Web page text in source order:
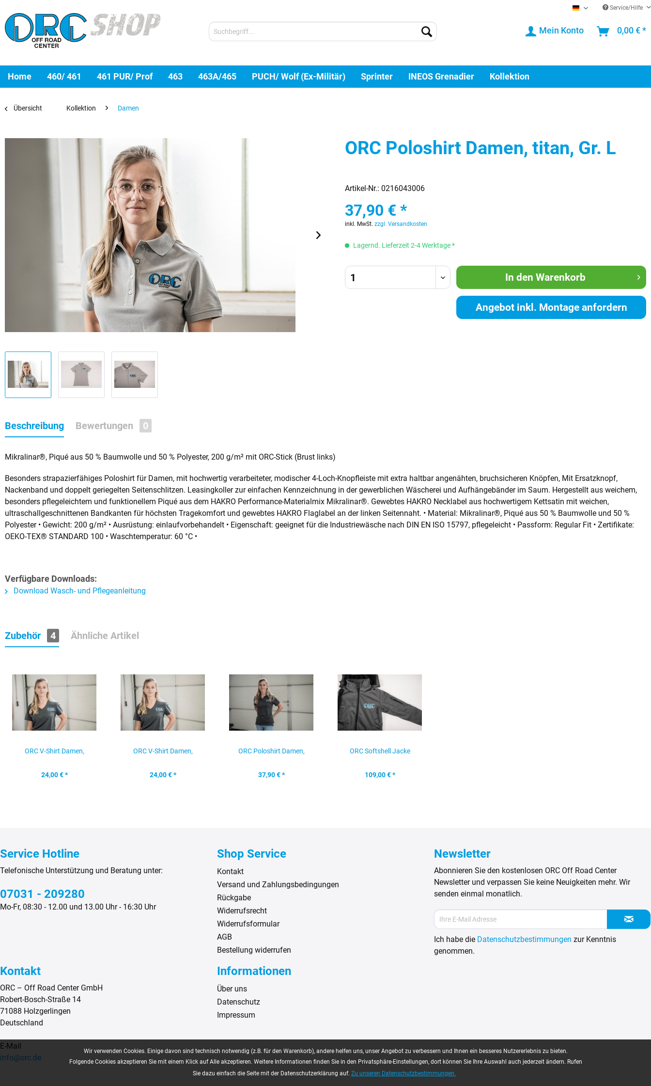
DE Service/Hilfe
Mein Konto 0,00 € *
Home 460/ 461 461 PUR/ Prof 463 463A/465 PUCH/ Wolf (Ex-Militär) Sprinter INEOS Grenadier Kollektion
Übersicht Kollektion Damen
ORC Poloshirt Damen, titan, Gr. L
Artikel-Nr.: 0216043006
37,90 € *
inkl. MwSt. zzgl. Versandkosten
Lagernd. Lieferzeit 2-4 Werktage *
In den Warenkorb
Angebot inkl. Montage anfordern
Beschreibung Bewertungen 0
Mikralinar®, Piqué aus 50 % Baumwolle und 50 % Polyester, 200 g/m² mit ORC-Stick (Brust links)
Besonders strapazierfähiges Poloshirt für Damen, mit hochwertig verarbeiteter, modischer 4-Loch-Knopfleiste mit extra haltbar angenähten, bruchsicheren Knöpfen, Mit Ersatzknopf,
Nackenband und doppelt geriegelten Seitenschlitzen. Leasingkoller zur einfachen Kennzeichnung in der gewerblichen Wäscherei und Aufhängebänder im Saum. Hergestellt aus weichem,
besonders pflegeleichtem und funktionellem Piqué aus dem HAKRO Performance-Materialmix Mikralinar®. Gewebtes HAKRO Necklabel aus hochwertigem Kettsatin mit weichen,
ultraschallgeschnittenen Bandkanten für höchsten Tragekomfort und gewebtes HAKRO Flaglabel an der linken Seitennaht. • Material: Mikralinar®, Piqué aus 50 % Baumwolle und 50 %
Polyester • Gewicht: 200 g/m² • Ausrüstung: einlaufvorbehandelt • Eigenschaft: geeignet für die Industriewäsche nach DIN EN ISO 15797, pflegeleicht • Passform: Regular Fit • Zertifikate:
OEKO-TEX® STANDARD 100 • Waschtemperatur: 60 °C •
Verfügbare Downloads:
Download Wasch- und Pflegeanleitung
Zubehör 4 Ähnliche Artikel
ORC V-Shirt Damen,
24,00 € *
ORC V-Shirt Damen,
24,00 € *
ORC Poloshirt Damen,
37,90 € *
ORC Softshell Jacke
109,00 € *
Service Hotline
Telefonische Unterstützung und Beratung unter:
07031 - 209280
Mo-Fr, 08:30 - 12.00 und 13.00 Uhr - 16:30 Uhr
Shop Service
Kontakt
Versand und Zahlungsbedingungen
Rückgabe
Widerrufsrecht
Widerrufsformular
AGB
Bestellung widerrufen
Newsletter
Abonnieren Sie den kostenlosen ORC Off Road Center
Newsletter und verpassen Sie keine Neuigkeiten mehr. Wir
senden einmal monatlich.
Ich habe die Datenschutzbestimmungen zur Kenntnis
genommen.
Kontakt
ORC – Off Road Center GmbH
Robert-Bosch-Straße 14
71088 Holzgerlingen
Deutschland
E-Mail
info@orc.de
Informationen
Über uns
Datenschutz
Impressum
Wir verwenden Cookies. Einige davon sind technisch notwendig (z.B. für den Warenkorb), andere helfen uns, unser Angebot zu verbessern und Ihnen ein besseres Nutzererlebnis zu bieten.
Folgende Cookies akzeptieren Sie mit einem Klick auf Alle akzeptieren. Weitere Informationen finden Sie in den Privatsphäre-Einstellungen, dort können Sie Ihre Auswahl auch jederzeit ändern. Rufen
Sie dazu einfach die Seite mit der Datenschutzerklärung auf. Zu unseren Datenschutzbestimmungen.